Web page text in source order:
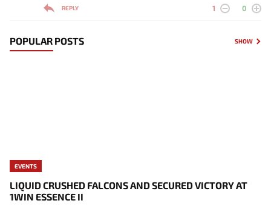
REPLY 1 0
POPULAR POSTS SHOW
EVENTS
LIQUID CRUSHED FALCONS AND SECURED VICTORY AT
1WIN ESSENCE II